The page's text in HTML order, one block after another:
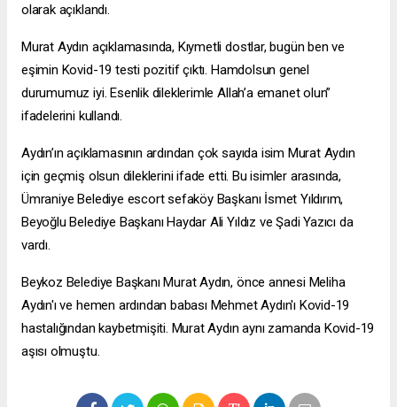
olarak açıklandı.
Murat Aydın açıklamasında, Kıymetli dostlar, bugün ben ve
eşimin Kovid-19 testi pozitif çıktı. Hamdolsun genel
durumumuz iyi. Esenlik dileklerimle Allah’a emanet olun”
ifadelerini kullandı.
Aydın’ın açıklamasının ardından çok sayıda isim Murat Aydın
için geçmiş olsun dileklerini ifade etti. Bu isimler arasında,
Ümraniye Belediye escort sefaköyBaşkanı İsmet Yıldırım,
Beyoğlu Belediye Başkanı Haydar Ali Yıldız ve Şadi Yazıcı da
vardı.
Beykoz Belediye Başkanı Murat Aydın, önce annesi Meliha
Aydın'ı ve hemen ardından babası Mehmet Aydın'ı Kovid-19
hastalığından kaybetmişiti. Murat Aydın aynı zamanda Kovid-19
aşısı olmuştu.